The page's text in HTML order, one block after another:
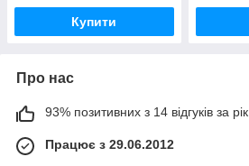
Купити
Про нас
93% позитивних з 14 відгуків за рік
Працює з 29.06.2012